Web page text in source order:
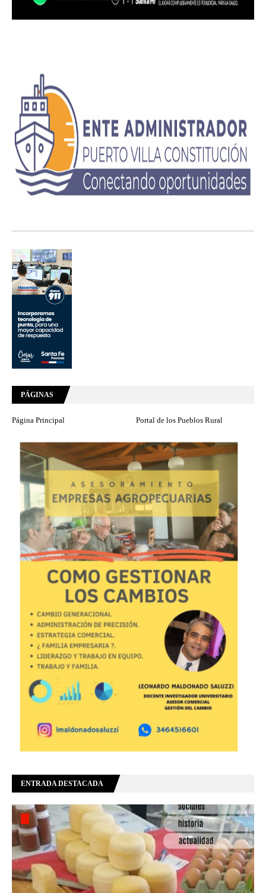
PÁGINAS
Página Principal Portal de los Pueblos Rural
ENTRADA DESTACADA